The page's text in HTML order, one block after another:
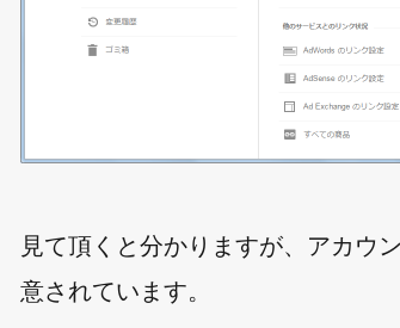
見て頂くと分かりますが、アカウ
意されています。